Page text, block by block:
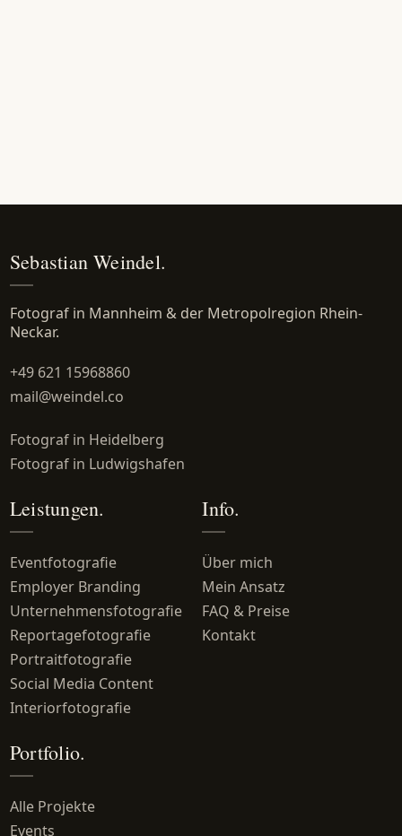
Sebastian Weindel.
Fotograf in Mannheim & der Metropolregion Rhein-
Neckar.
+49 621 15968860
mail@weindel.co
Fotograf in Heidelberg
Fotograf in Ludwigshafen
Leistungen.
Eventfotografie
Employer Branding
Unternehmensfotografie
Reportagefotografie
Portraitfotografie
Social Media Content
Interiorfotografie
Info.
Über mich
Mein Ansatz
FAQ & Preise
Kontakt
Portfolio.
Alle Projekte
Events